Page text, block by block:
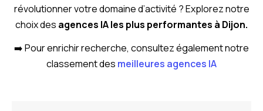
révolutionner votre domaine d’activité ? Explorez notre
choix des agences IA les plus performantes à Dijon.
➡️ Pour enrichir recherche, consultez également notre
classement des meilleures agences IA